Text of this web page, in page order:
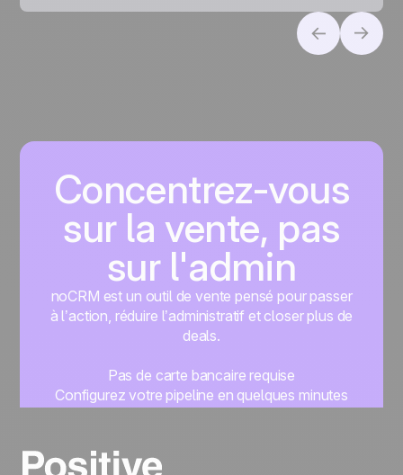
Concentrez-vous
sur la vente, pas
sur l'admin
noCRM est un outil de vente pensé pour passer
à l’action, réduire l’administratif et closer plus de
deals.
Pas de carte bancaire requise
Configurez votre pipeline en quelques minutes